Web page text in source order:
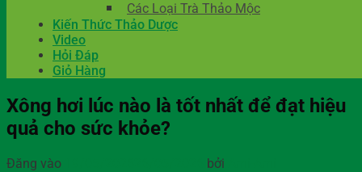
Các Loại Trà Thảo Mộc
Kiến Thức Thảo Dược
Video
Hỏi Đáp
Giỏ Hàng
Xông hơi lúc nào là tốt nhất để đạt hiệu
quả cho sức khỏe?
Đăng vào bởi